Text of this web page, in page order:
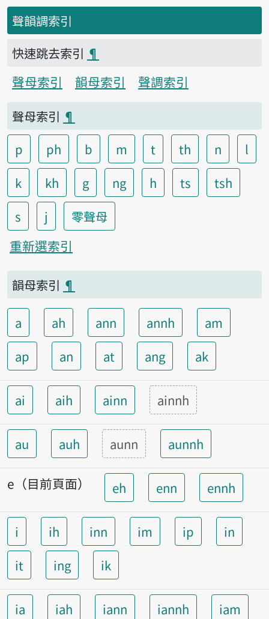
聲韻調索引
快速跳去索引 ¶
聲母索引
韻母索引
聲調索引
聲母索引 ¶
p
ph b m t th n
l
k
kh g ng h ts
tsh
s
j
零聲母
重新選索引
韻母索引 ¶
a ah ann annh
am
ap
an at ang ak
ai aih ainn ainnh
au auh aunn aunnh
e（目前頁面） eh enn ennh
i ih inn im ip
in
it
ing ik
ia iah iann iannh
iam